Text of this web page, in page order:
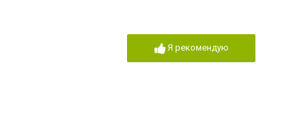
Я рекомендую